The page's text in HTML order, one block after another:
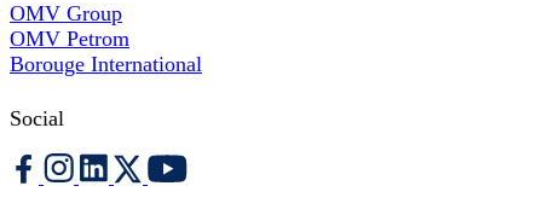
OMV Group
OMV Petrom
Borouge International
Social